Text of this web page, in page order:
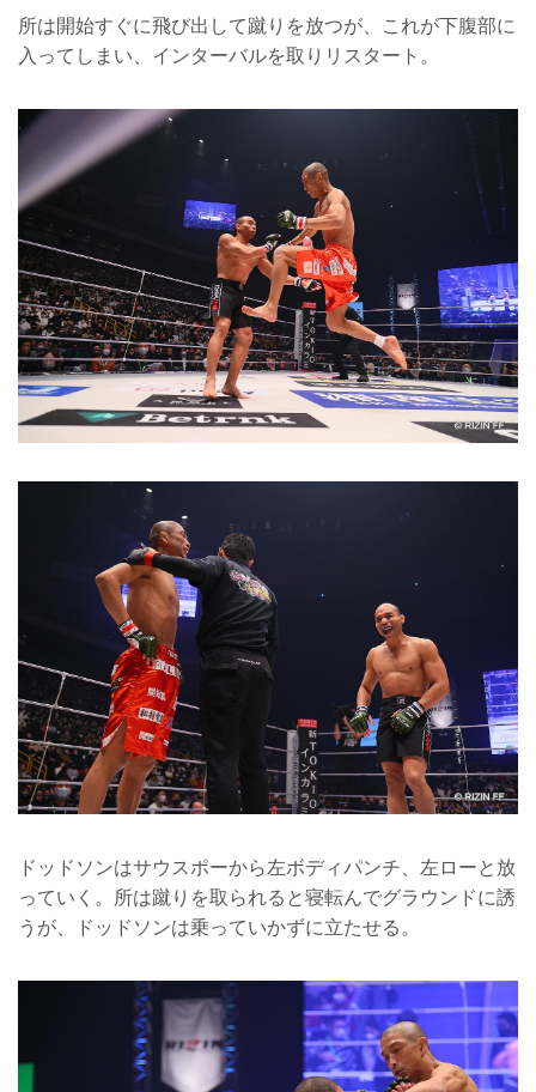
所は開始すぐに飛び出して蹴りを放つが、これが下腹部に
入ってしまい、インターバルを取りリスタート。
ドッドソンはサウスポーから左ボディパンチ、左ローと放
っていく。所は蹴りを取られると寝転んでグラウンドに誘
うが、ドッドソンは乗っていかずに立たせる。